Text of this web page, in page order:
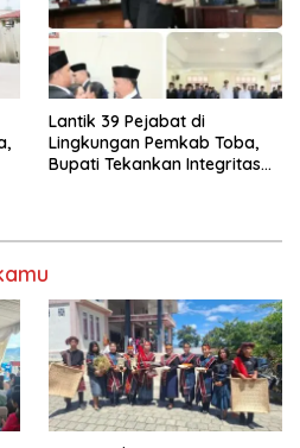
Lantik 39 Pejabat di
Lingkungan Pemkab Toba,
Bupati Tekankan Integritas